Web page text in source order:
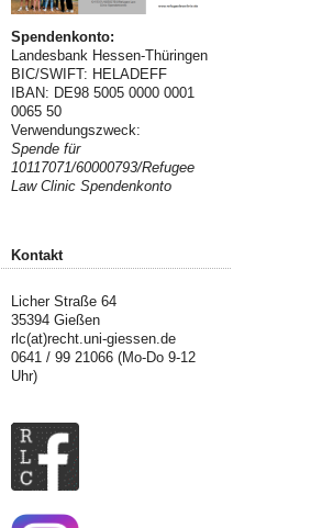
Spendenkonto:
Landesbank Hessen-Thüringen
BIC/SWIFT: HELADEFF
IBAN: DE98 5005 0000 0001
0065 50
Verwendungszweck:
Spende für
10117071/60000793/Refugee
Law Clinic Spendenkonto
Kontakt
Licher Straße 64
35394 Gießen
rlc(at)recht.uni-giessen.de
0641 / 99 21066 (Mo-Do 9-12
Uhr)